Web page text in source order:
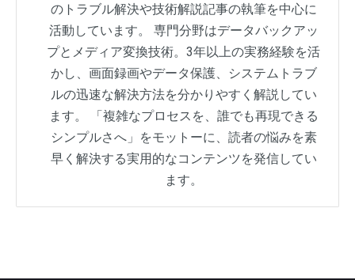
のトラブル解決や技術解説記事の執筆を中心に
活動しています。 専門分野はデータバックアッ
プとメディア変換技術。3年以上の実務経験を活
かし、画面録画やデータ保護、システムトラブ
ルの迅速な解決方法を分かりやすく解説してい
ます。 「複雑なプロセスを、誰でも再現できる
シンプルさへ」をモットーに、読者の悩みを素
早く解決する実用的なコンテンツを発信してい
ます。